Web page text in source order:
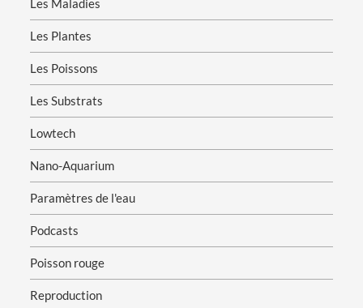
Les Maladies
Les Plantes
Les Poissons
Les Substrats
Lowtech
Nano-Aquarium
Paramètres de l'eau
Podcasts
Poisson rouge
Reproduction